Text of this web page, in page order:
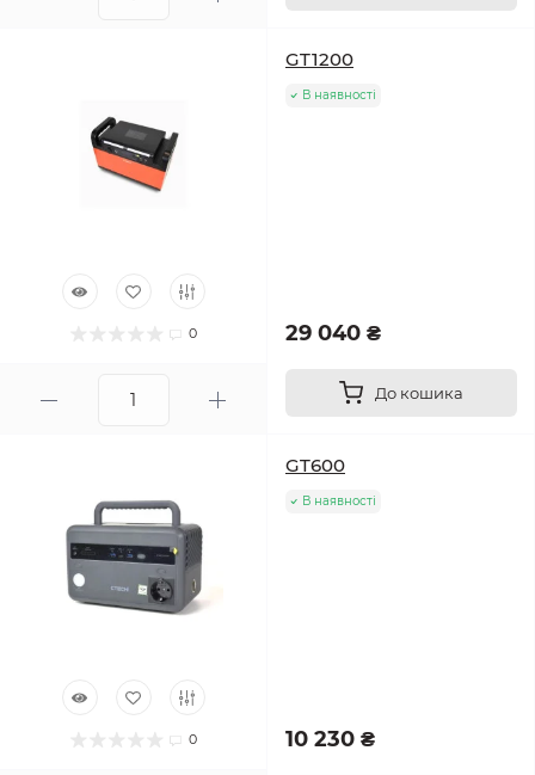
0
GT1200
В наявності
29 040 ₴
До кошика
0
GT600
В наявності
10 230 ₴